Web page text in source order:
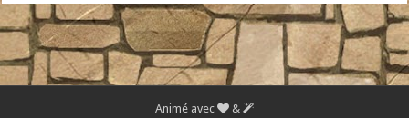
Animé avec &